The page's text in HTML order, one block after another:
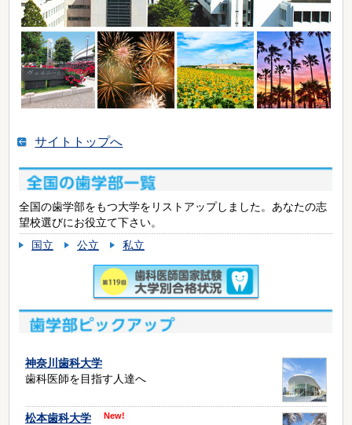
サイトトップへ
全国の歯学部をもつ大学をリストアップしました。あなたの志
望校選びにお役立て下さい。
国立
公立 私立
神奈川歯科大学
歯科医師を目指す人達へ
松本歯科大学